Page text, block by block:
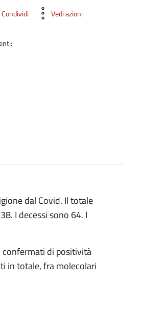
Condividi Vedi azioni
dal Covid. Il totale
I decessi sono 64. I
confermati di positività
in totale, fra molecolari